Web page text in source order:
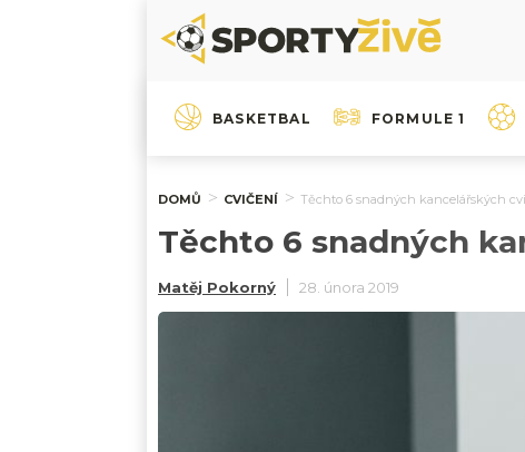
BASKETBAL FORMULE 1
DOMŮ CVIČENÍ Těchto 6 snadných kancelářských
Těchto 6 snadných
Matěj Pokorný 28. února 2019